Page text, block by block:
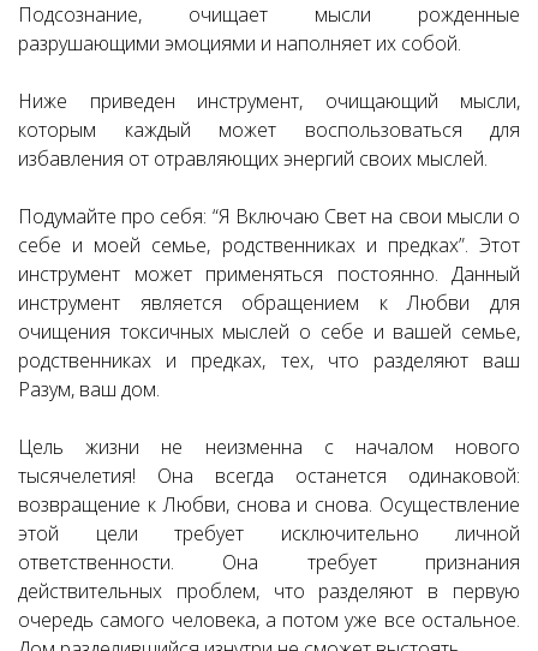
Подсознание, очищает мысли рожденные
разрушающими эмоциями и наполняет их собой.
Ниже приведен инструмент, очищающий мысли,
которым каждый может воспользоваться для
избавления от отравляющих энергий своих мыслей.
Подумайте про себя: “Я Включаю Свет на свои мысли о
себе и моей семье, родственниках и предках”. Этот
инструмент может применяться постоянно. Данный
инструмент является обращением к Любви для
очищения токсичных мыслей о себе и вашей семье,
родственниках и предках, тех, что разделяют ваш
Разум, ваш дом.
Цель жизни не неизменна с началом нового
тысячелетия! Она всегда останется одинаковой:
возвращение к Любви, снова и снова. Осуществление
этой цели требует исключительно личной
ответственности. Она требует признания
действительных проблем, что разделяют в первую
очередь самого человека, а потом уже все остальное.